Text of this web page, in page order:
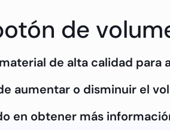
de
de alta calidad para
aumentar o disminuir el
en obtener más